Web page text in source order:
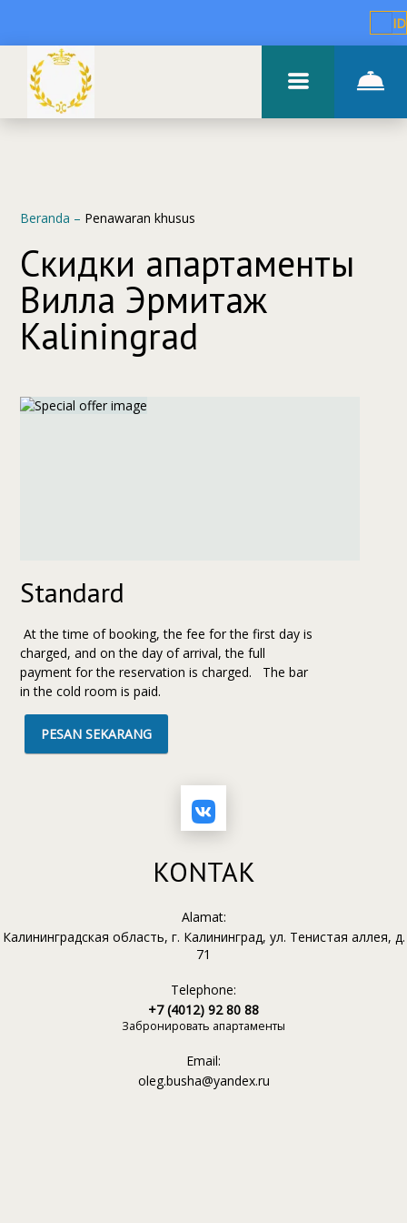
ID
Beranda – Penawaran khusus
Скидки апартаменты
Вилла Эрмитаж
Kaliningrad
Standard
At the time of booking, the fee for the first day is
charged, and on the day of arrival, the full
payment for the reservation is charged. The bar
in the cold room is paid.
PESAN SEKARANG
KONTAK
Alamat:
Калининградская область, г. Калининград, ул. Тенистая аллея, д.
71
Telephone:
+7 (4012) 92 80 88
Забронировать апартаменты
Email:
oleg.busha@yandex.ru